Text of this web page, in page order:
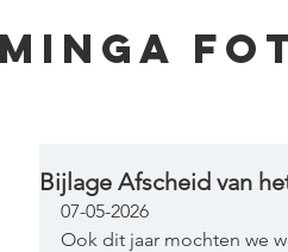
Bijlage Afscheid van
07-05-2026
Ook dit jaar mochten we